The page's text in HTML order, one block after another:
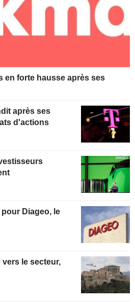
en forte hausse après ses
après ses
d'actions
Diageo, le
vers le secteur,